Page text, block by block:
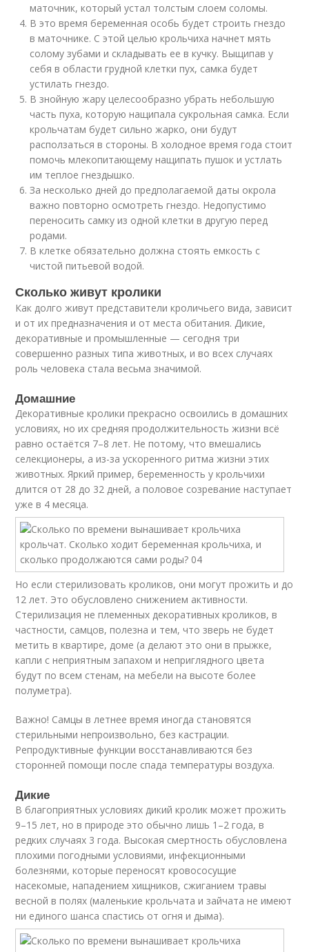
маточник, который устал толстым слоем соломы.
В это время беременная особь будет строить гнездо
в маточнике. С этой целью крольчиха начнет мять
солому зубами и складывать ее в кучку. Выщипав у
себя в области грудной клетки пух, самка будет
устилать гнездо.
В знойную жару целесообразно убрать небольшую
часть пуха, которую нащипала сукрольная самка. Если
крольчатам будет сильно жарко, они будут
расползаться в стороны. В холодное время года стоит
помочь млекопитающему нащипать пушок и устлать
им теплое гнездышко.
За несколько дней до предполагаемой даты окрола
важно повторно осмотреть гнездо. Недопустимо
переносить самку из одной клетки в другую перед
родами.
В клетке обязательно должна стоять емкость с
чистой питьевой водой.
Сколько живут кролики
Как долго живут представители кроличьего вида, зависит
и от их предназначения и от места обитания. Дикие,
декоративные и промышленные — сегодня три
совершенно разных типа животных, и во всех случаях
роль человека стала весьма значимой.
Домашние
Декоративные кролики прекрасно освоились в домашних
условиях, но их средняя продолжительность жизни всё
равно остаётся 7–8 лет. Не потому, что вмешались
селекционеры, а из-за ускоренного ритма жизни этих
животных. Яркий пример, беременность у крольчихи
длится от 28 до 32 дней, а половое созревание наступает
уже в 4 месяца.
Но если стерилизовать кроликов, они могут прожить и до
12 лет. Это обусловлено снижением активности.
Стерилизация не племенных декоративных кроликов, в
частности, самцов, полезна и тем, что зверь не будет
метить в квартире, доме (а делают это они в прыжке,
капли с неприятным запахом и неприглядного цвета
будут по всем стенам, на мебели на высоте более
полуметра).
Важно! Самцы в летнее время иногда становятся
стерильными непроизвольно, без кастрации.
Репродуктивные функции восстанавливаются без
сторонней помощи после спада температуры воздуха.
Дикие
В благоприятных условиях дикий кролик может прожить
9–15 лет, но в природе это обычно лишь 1–2 года, в
редких случаях 3 года. Высокая смертность обусловлена
плохими погодными условиями, инфекционными
болезнями, которые переносят кровососущие
насекомые, нападением хищников, сжиганием травы
весной в полях (маленькие крольчата и зайчата не имеют
ни единого шанса спастись от огня и дыма).